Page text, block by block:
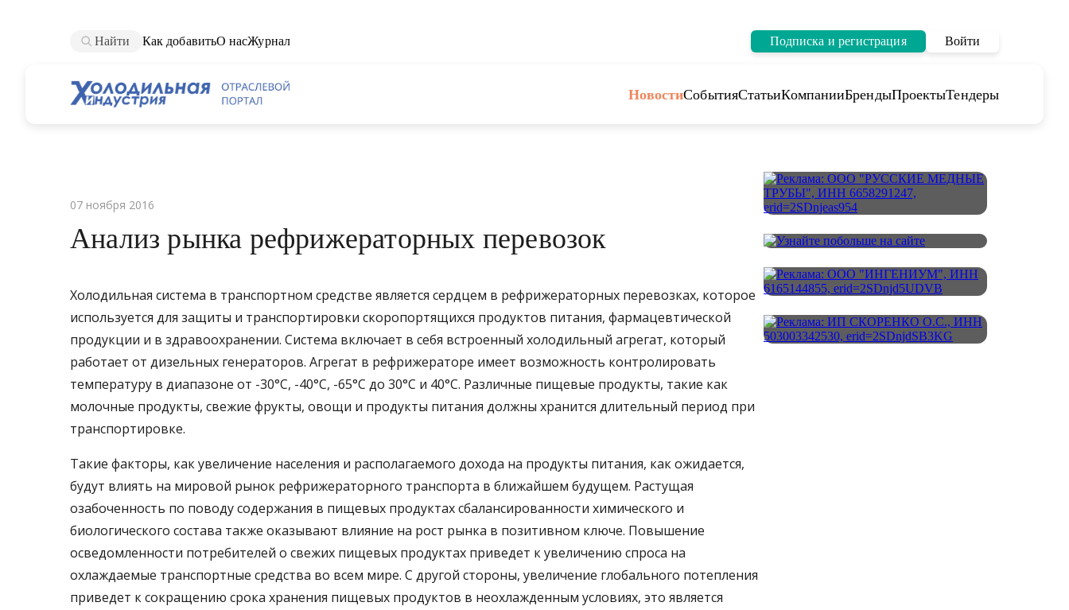
Найти Как добавитьО насЖурнал Подписка и регистрация Войти
НовостиСобытияСтатьиКомпанииБрендыПроектыТендеры
07 ноября 2016
Анализ рынка рефрижераторных перевозок
Холодильная система в транспортном средстве является сердцем в рефрижераторных перевозках, которое
используется для защиты и транспортировки скоропортящихся продуктов питания, фармацевтической
продукции и в здравоохранении. Система включает в себя встроенный холодильный агрегат, который
работает от дизельных генераторов. Агрегат в рефрижераторе имеет возможность контролировать
температуру в диапазоне от -30°С, -40°С, -65°С до 30°C и 40°C. Различные пищевые продукты, такие как
молочные продукты, свежие фрукты, овощи и продукты питания должны хранится длительный период при
транспортировке.
Такие факторы, как увеличение населения и располагаемого дохода на продукты питания, как ожидается,
будут влиять на мировой рынок рефрижераторного транспорта в ближайшем будущем. Растущая
озабоченность по поводу содержания в пищевых продуктах сбалансированности химического и
биологического состава также оказывают влияние на рост рынка в позитивном ключе. Повышение
осведомленности потребителей о свежих пищевых продуктах приведет к увеличению спроса на
охлаждаемые транспортные средства во всем мире. С другой стороны, увеличение глобального потепления
приведет к сокращению срока хранения пищевых продуктов в неохлажденным условиях, это является